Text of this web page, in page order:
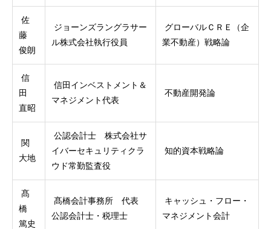
佐
藤
俊朗
ジョーンズラングラサー
ル株式会社執行役員
グローバルＣＲＥ（企
業不動産）戦略論
信
田
直昭
信田インベストメント＆
マネジメント代表
不動産開発論
関
大地
公認会計士 株式会社サ
イバーセキュリティクラ
ウド常勤監査役
知的資本戦略論
髙
橋
篤史
髙橋会計事務所 代表
公認会計士・税理士
キャッシュ・フロー・
マネジメント会計